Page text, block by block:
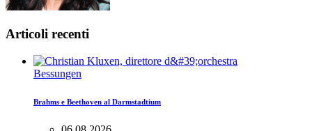
Articoli recenti
Bessungen
Brahms e Beethoven al Darmstadtium